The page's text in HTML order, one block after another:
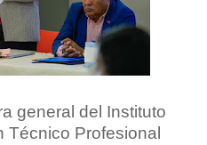
general del Instituto
Técnico Profesional